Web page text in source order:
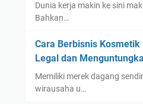
Dunia kerja makin ke sini
Bahkan…
Cara Berbisnis
Legal dan
Memiliki merek dagang
wirausaha u…